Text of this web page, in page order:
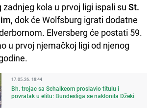
kola u prvoj ligi ispali su St.
, dok će Wolfsburg igrati dodatne
Elversberg će postati 59.
u prvoj njemačkoj ligi od njenog
17.05.26. 18:44
Bh. trojac sa Schalkeom proslavio titulu i
povratak u elitu: Bundesliga se naklonila Džeki